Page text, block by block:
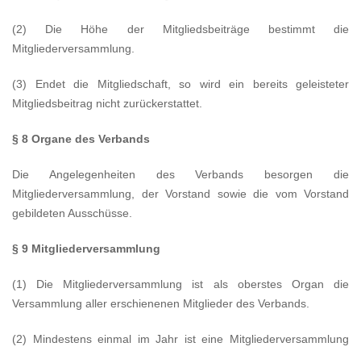
(2) Die Höhe der Mitgliedsbeiträge bestimmt die
Mitgliederversammlung.
(3) Endet die Mitgliedschaft, so wird ein bereits geleisteter
Mitgliedsbeitrag nicht zurückerstattet.
§ 8 Organe des Verbands
Die Angelegenheiten des Verbands besorgen die
Mitgliederversammlung, der Vorstand sowie die vom Vorstand
gebildeten Ausschüsse.
§ 9 Mitgliederversammlung
(1) Die Mitgliederversammlung ist als oberstes Organ die
Versammlung aller erschienenen Mitglieder des Verbands.
(2) Mindestens einmal im Jahr ist eine Mitgliederversammlung